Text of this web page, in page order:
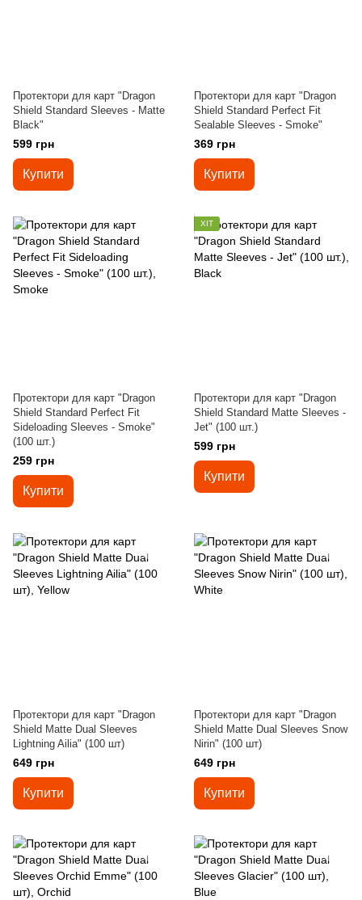
Протектори для карт "Dragon
Shield Standard Sleeves - Matte
Black"
599 грн
Купити
Протектори для карт "Dragon
Shield Standard Perfect Fit
Sealable Sleeves - Smoke"
369 грн
Купити
Протектори для карт "Dragon
Shield Standard Perfect Fit
Sideloading Sleeves - Smoke"
(100 шт.)
259 грн
Купити
ХІТ
Протектори для карт "Dragon
Shield Standard Matte Sleeves -
Jet" (100 шт.)
599 грн
Купити
Протектори для карт "Dragon
Shield Matte Dual Sleeves
Lightning Ailia" (100 шт)
649 грн
Купити
Протектори для карт "Dragon
Shield Matte Dual Sleeves Snow
Nirin" (100 шт)
649 грн
Купити